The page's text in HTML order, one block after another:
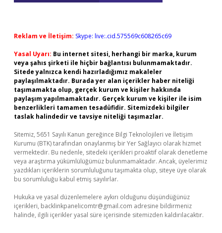
Reklam ve İletişim: Skype: live:.cid.575569c608265c69
Yasal Uyarı: Bu internet sitesi, herhangi bir marka, kurum
veya şahıs şirketi ile hiçbir bağlantısı bulunmamaktadır.
Sitede yalnızca kendi hazırladığımız makaleler
paylaşılmaktadır. Burada yer alan içerikler haber niteliği
taşımamakta olup, gerçek kurum ve kişiler hakkında
paylaşım yapılmamaktadır. Gerçek kurum ve kişiler ile isim
benzerlikleri tamamen tesadüfidir. Sitemizdeki bilgiler
taslak halindedir ve tavsiye niteliği taşımazlar.
Sitemiz, 5651 Sayılı Kanun gereğince Bilgi Teknolojileri ve İletişim
Kurumu (BTK) tarafından onaylanmış bir Yer Sağlayıcı olarak hizmet
vermektedir. Bu nedenle, sitedeki içerikleri proaktif olarak denetleme
veya araştırma yükümlülüğümüz bulunmamaktadır. Ancak, üyelerimiz
yazdıkları içeriklerin sorumluluğunu taşımakta olup, siteye üye olarak
bu sorumluluğu kabul etmiş sayılırlar.
Hukuka ve yasal düzenlemelere aykırı olduğunu düşündüğünüz
içerikleri, backlinkpanelicomtr@gmail.com adresine bildirmeniz
halinde, ilgili içerikler yasal süre içerisinde sitemizden kaldırılacaktır.